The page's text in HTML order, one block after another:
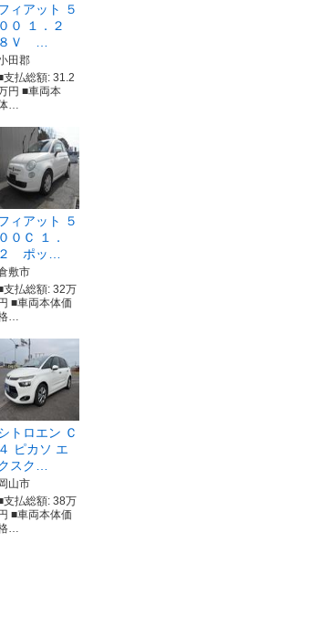
ィアット ５
００ １．２
８Ｖ …
田郡
支払総額: 31.2
円 ■車両本
…
ィアット ５
００Ｃ １．
２ ポッ…
敷市
支払総額: 32万
■車両本体価
…
トロエン Ｃ
４ ピカソ エ
スク…
山市
支払総額: 38万
■車両本体価
…